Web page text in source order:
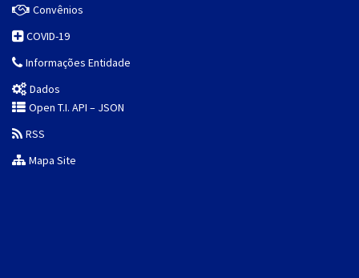
Convênios
COVID-19
Informações Entidade
Dados
Open T.I. API – JSON
RSS
Mapa Site